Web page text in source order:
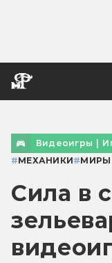
Видеоигры |
#МЕХАНИКИ#МИРЫ
Сила в